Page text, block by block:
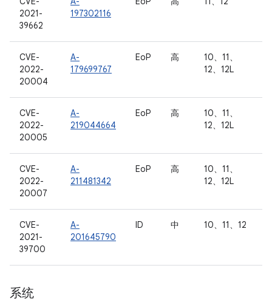
2021-
39662
197302116
CVE-
2022-
20004
A-
179699767
EoP 高
10、11、
12、12L
CVE-
2022-
20005
A-
219044664
EoP 高
10、11、
12、12L
CVE-
2022-
20007
A-
211481342
EoP 高
10、11、
12、12L
CVE-
2021-
39700
A-
201645790
ID 中 10、11、12
系统